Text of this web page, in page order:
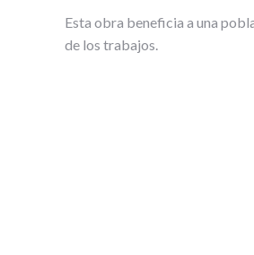
Esta obra beneficia a una
de los trabajos.